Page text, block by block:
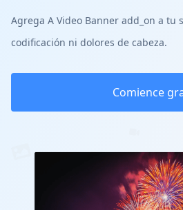
Agrega A Video Banner add_on a tu
codificación ni dolores de cabeza.
Comience